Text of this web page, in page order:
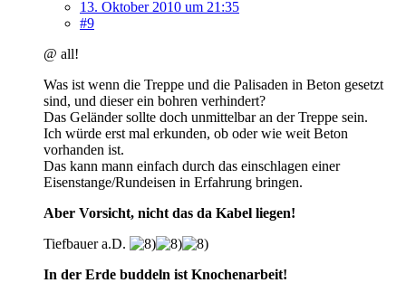
13. Oktober 2010 um 21:35
#9
@ all!
Was ist wenn die Treppe und die Palisaden in Beton gesetzt
sind, und dieser ein bohren verhindert?
Das Geländer sollte doch unmittelbar an der Treppe sein.
Ich würde erst mal erkunden, ob oder wie weit Beton
vorhanden ist.
Das kann mann einfach durch das einschlagen einer
Eisenstange/Rundeisen in Erfahrung bringen.
Aber Vorsicht, nicht das da Kabel liegen!
Tiefbauer a.D.
In der Erde buddeln ist Knochenarbeit!